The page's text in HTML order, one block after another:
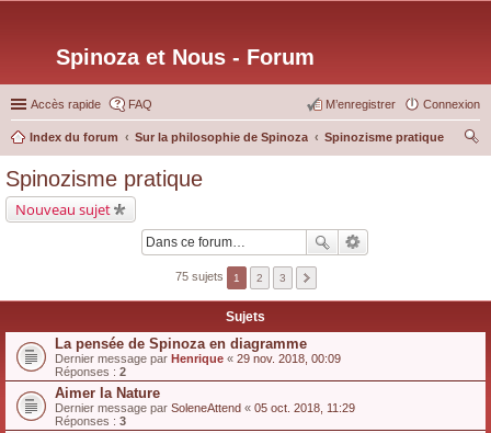
Spinoza et Nous - Forum
Accès rapide FAQ Connexion
M’enregistrer
Index du forum Sur la philosophie de Spinoza
Spinozisme pratique
Spinozisme pratique
Nouveau sujet
75 sujets 1 2 3
Sujets
La pensée de Spinoza en diagramme
Dernier message par Henrique « 29 nov. 2018, 00:09
Réponses : 2
Aimer la Nature
Dernier message par SoleneAttend « 05 oct. 2018, 11:29
Réponses : 3